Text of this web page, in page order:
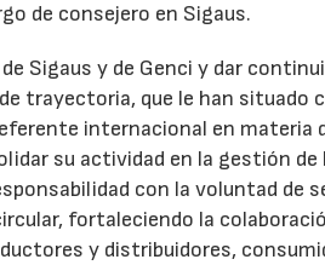
de consejero en Sigaus.
Sigaus y de Genci y dar
trayectoria, que le han situado
internacional en materia
su actividad en la gestión
con la voluntad de
fortaleciendo la
y distribuidores,